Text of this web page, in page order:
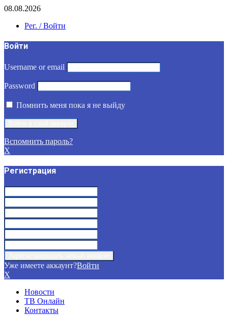
08.08.2026
Рег. / Войти
Войти
Username or email
Password
Помнить меня пока я не выйду
Вспомнить пароль?
X
Регистрация
Уже имеете аккаунт?Войти
X
Новости
ТВ Онлайн
Контакты